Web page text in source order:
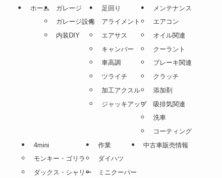
ホーム
ガレージ
ガレージ設備
内装DIY
足回り
アライメント
エアサス
キャンバー
車高調
ツライチ
加工アクスル
ジャッキアップ
メンテナンス
エアコン
オイル関連
クーラント
ブレーキ関連
クラッチ
添加剤
吸排気関連
洗車
コーティング
4mini
モンキー・ゴリラ
ダックス・シャリー
作業
ダイハツ
ミニクーパー
中古車販売情報